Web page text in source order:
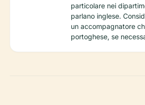
particolare nei
parlano inglese.
un accompagnatore
portoghese, se